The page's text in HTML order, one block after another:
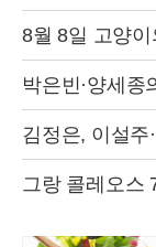
8월 8일 고양
박은빈·양세종
김정은, 이설주
그랑 콜레오스